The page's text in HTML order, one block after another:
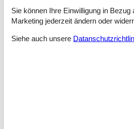
Haustiere in diesem Haus erlaubt,
kostenlos zur Verfügung (alles zur
Sie können Ihre Einwilligung in Bezug
Marketing jederzeit ändern oder
Siehe auch unsere